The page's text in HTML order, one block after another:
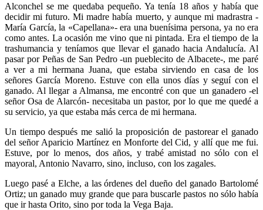
Alconchel se me quedaba pequeño. Ya tenía 18 años y había que
decidir mi futuro. Mi madre había muerto, y aunque mi madrastra -
María García, la «Capellana»- era una buenísima persona, ya no era
como antes. La ocasión me vino que ni pintada. Era el tiempo de la
trashumancia y teníamos que llevar el ganado hacia Andalucía. Al
pasar por Peñas de San Pedro -un pueblecito de Albacete-, me paré
a ver a mi hermana Juana, que estaba sirviendo en casa de los
señores García Moreno. Estuve con ella unos días y seguí con el
ganado. Al llegar a Almansa, me encontré con que un ganadero -el
señor Osa de Alarcón- necesitaba un pastor, por lo que me quedé a
su servicio, ya que estaba más cerca de mi hermana.
Un tiempo después me salió la proposición de pastorear el ganado
del señor Aparicio Martínez en Monforte del Cid, y allí que me fui.
Estuve, por lo menos, dos años, y trabé amistad no sólo con el
mayoral, Antonio Navarro, sino, incluso, con los zagales.
Luego pasé a Elche, a las órdenes del dueño del ganado Bartolomé
Ortiz; un ganado muy grande que para buscarle pastos no sólo había
que ir hasta Orito, sino por toda la Vega Baja.